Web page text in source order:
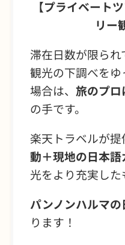
【プライベート
リー
滞在日数が限ら
観光の下調べを
場合は、旅のプロ
の手です。
楽天トラベルが提
動＋現地の日本
光をより充実した
パンノンハルマ
ります！